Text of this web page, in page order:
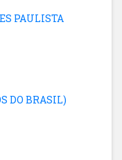
PAULISTA
DO BRASIL)